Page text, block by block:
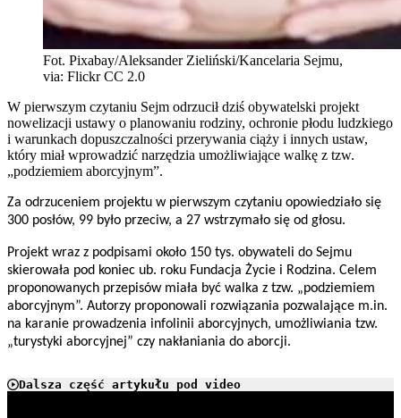
Fot. Pixabay/Aleksander Zieliński/Kancelaria Sejmu,
via: Flickr CC 2.0
W pierwszym czytaniu Sejm odrzucił dziś obywatelski projekt
nowelizacji ustawy o planowaniu rodziny, ochronie płodu ludzkiego
i warunkach dopuszczalności przerywania ciąży i innych ustaw,
który miał wprowadzić narzędzia umożliwiające walkę z tzw.
„podziemiem aborcyjnym”.
Za odrzuceniem projektu w pierwszym czytaniu opowiedziało się
300 posłów, 99 było przeciw, a 27 wstrzymało się od głosu.
Projekt wraz z podpisami około 150 tys. obywateli do Sejmu
skierowała pod koniec ub. roku Fundacja Życie i Rodzina. Celem
proponowanych przepisów miała być walka z tzw. „podziemiem
aborcyjnym”. Autorzy proponowali rozwiązania pozwalające m.in.
na karanie prowadzenia infolinii aborcyjnych, umożliwiania tzw.
„turystyki aborcyjnej” czy nakłaniania do aborcji.
Dalsza część artykułu pod video